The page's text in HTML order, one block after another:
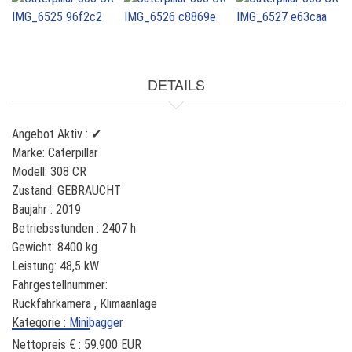
DETAILS
Angebot Aktiv : ✔
Marke: Caterpillar
Modell: 308 CR
Zustand: GEBRAUCHT
Baujahr : 2019
Betriebsstunden : 2407 h
Gewicht: 8400 kg
Leistung: 48,5 kW
Fahrgestellnummer:
Rückfahrkamera , Klimaanlage
Kategorie : Minibagger
Nettopreis € : 59.900 EUR